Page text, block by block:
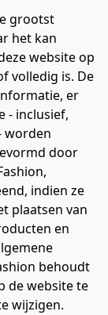
grootst
het kan
website op
volledig is. De
er
- inclusief,
worden
door
indien ze
plaatsen van
en
behoudt
de website te
wijzigen.